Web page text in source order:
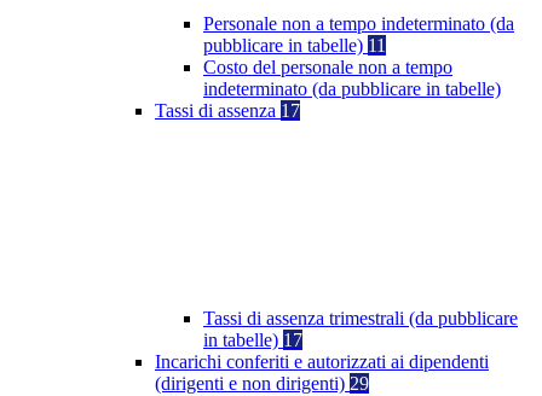
Personale non a tempo indeterminato (da
pubblicare in tabelle) 11
Costo del personale non a tempo
indeterminato (da pubblicare in tabelle)
Tassi di assenza 17
Tassi di assenza trimestrali (da pubblicare
in tabelle) 17
Incarichi conferiti e autorizzati ai dipendenti
(dirigenti e non dirigenti) 29